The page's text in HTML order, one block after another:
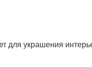
украшения